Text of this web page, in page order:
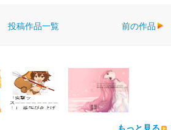
投稿作品一覧 前の作品